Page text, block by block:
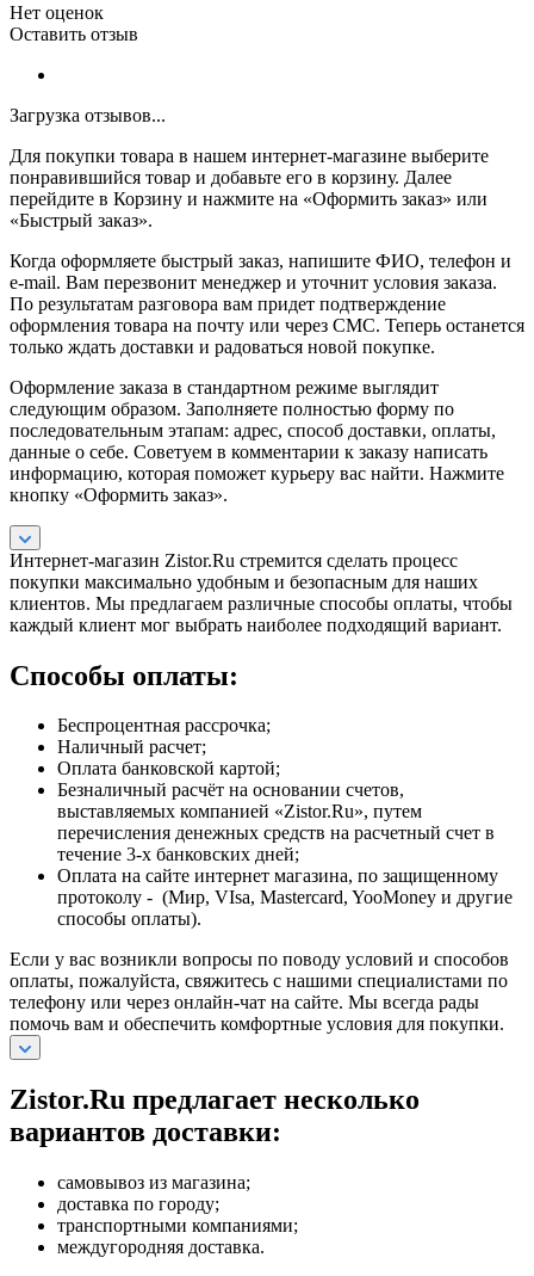
Нет оценок
Оставить отзыв
Загрузка отзывов...
Для покупки товара в нашем интернет-магазине выберите
понравившийся товар и добавьте его в корзину. Далее
перейдите в Корзину и нажмите на «Оформить заказ» или
«Быстрый заказ».
Когда оформляете быстрый заказ, напишите ФИО, телефон и
e-mail. Вам перезвонит менеджер и уточнит условия заказа.
По результатам разговора вам придет подтверждение
оформления товара на почту или через СМС. Теперь останется
только ждать доставки и радоваться новой покупке.
Оформление заказа в стандартном режиме выглядит
следующим образом. Заполняете полностью форму по
последовательным этапам: адрес, способ доставки, оплаты,
данные о себе. Советуем в комментарии к заказу написать
информацию, которая поможет курьеру вас найти. Нажмите
кнопку «Оформить заказ».
Интернет-магазин Zistor.Ru стремится сделать процесс
покупки максимально удобным и безопасным для наших
клиентов. Мы предлагаем различные способы оплаты, чтобы
каждый клиент мог выбрать наиболее подходящий вариант.
Способы оплаты:
Беспроцентная рассрочка;
Наличный расчет;
Оплата банковской картой;
Безналичный расчёт на основании счетов,
выставляемых компанией «Zistor.Ru», путем
перечисления денежных средств на расчетный счет в
течение 3-х банковских дней;
Оплата на сайте интернет магазина, по защищенному
протоколу - (Мир, VIsa, Mastercard, YooMoney и другие
способы оплаты).
Если у вас возникли вопросы по поводу условий и способов
оплаты, пожалуйста, свяжитесь с нашими специалистами по
телефону или через онлайн-чат на сайте. Мы всегда рады
помочь вам и обеспечить комфортные условия для покупки.
Zistor.Ru предлагает несколько
вариантов доставки:
самовывоз из магазина;
доставка по городу;
транспортными компаниями;
междугородняя доставка.